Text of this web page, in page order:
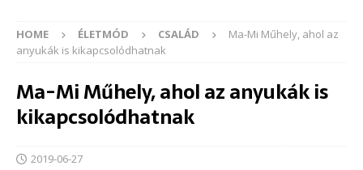
HOME ÉLETMÓD CSALÁD
Ma-Mi Műhely, ahol az
anyukák is kikapcsolódhatnak
Ma-Mi Műhely, ahol az anyukák is
kikapcsolódhatnak
2019-06-27